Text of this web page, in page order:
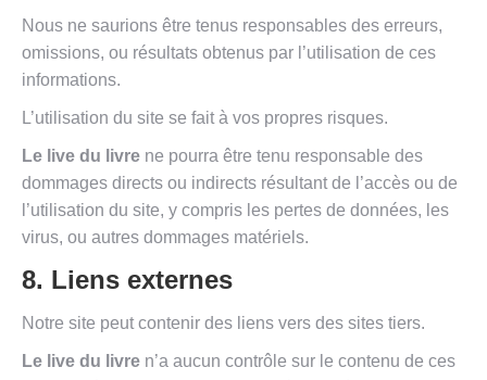
Nous ne saurions être tenus responsables des erreurs,
omissions, ou résultats obtenus par l’utilisation de ces
informations.
L’utilisation du site se fait à vos propres risques.
Le live du livre ne pourra être tenu responsable des
dommages directs ou indirects résultant de l’accès ou de
l’utilisation du site, y compris les pertes de données, les
virus, ou autres dommages matériels.
8. Liens externes
Notre site peut contenir des liens vers des sites tiers.
Le live du livre n’a aucun contrôle sur le contenu de ces